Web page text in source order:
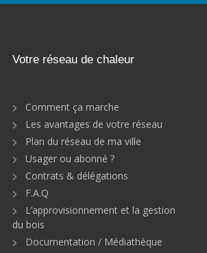
Votre réseau de chaleur
Comment ça marche
Les avantages de votre réseau
Plan du réseau de ma ville
Usager ou abonné ?
Contrats & délégations
F.A.Q
L’approvisionnement et la gestion
du bois
Documentation / Médiathèque